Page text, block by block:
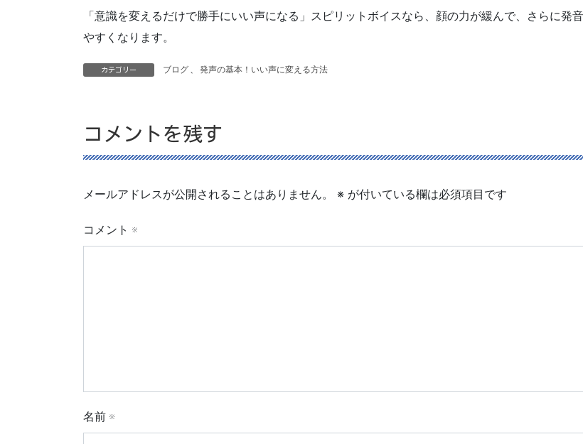
「意識を変えるだけで勝手にいい声になる」スピリットボイスなら、顔の力が緩んで、さらに発
やすくなります。
カテゴリー ブログ 、 発声の基本！いい声に変える方法
コメントを残す
メールアドレスが公開されることはありません。 ※ が付いている欄は必須項目です
コメント ※
名前 ※